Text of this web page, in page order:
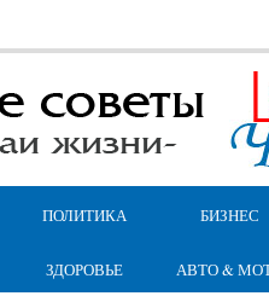
ПОЛИТИКА БИЗНЕС
ЗДОРОВЬЕ АВТО &